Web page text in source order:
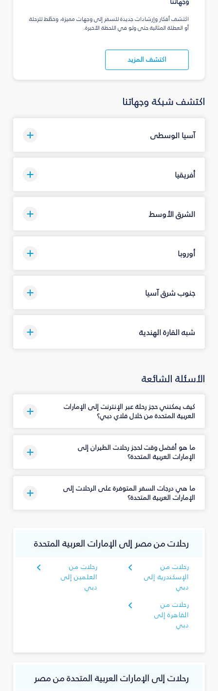
اكتشف أفكار وإرشادات جديدة للسفر إلى وجهات مميزة، وخطّط للرحلة
أو العطلة المثالية حتى ولو في اللحظة الأخيرة.
اكتشف المزيد
اكتشف شبكة وجهاتنا
آسيا الوسطى
أفريقيا
الشرق الأوسط
أوروبا
جنوب شرق آسيا
شبه القارة الهندية
الأسئلة الشائعة
كيف يمكنني حجز رحلة عبر الإنترنت إلى الإمارات
العربية المتحدة من خلال فلاي دبي؟
ما هو أفضل وقت لحجز رحلات الطيران إلى
الإمارات العربية المتحدة؟
ما هي درجات السفر المتوفرة على الرحلات إلى
الإمارات العربية المتحدة؟
رحلات من مصر إلى الإمارات العربية المتحدة
رحلات من
الإسكندرية إلى
دبي
رحلات من
العلمين إلى
دبي
رحلات من
القاهرة إلى
دبي
رحلات إلى الإمارات العربية المتحدة من مصر